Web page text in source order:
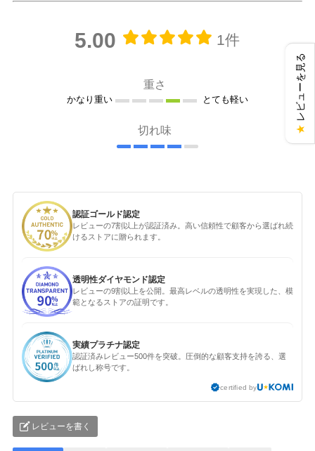
5.00 1件
重さ
かなり重い とても軽い
切れ味
認証ゴールド認定
レビューの7割以上が認証済み。高い信頼性で顧客から選ばれ続
けるストアに贈られます。
透明性ダイヤモンド認定
レビューの9割以上を公開。最高レベルの透明性を実現した、模
範となるストアの証明です。
実績プラチナ認定
認証済みレビュー500件を突破。圧倒的な顧客支持を誇る、選
ばれし称号です。
certified by
レビューを書く
★
レビューを見る